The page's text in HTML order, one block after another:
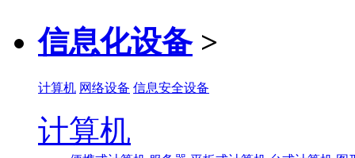
信息化设备 >
计算机 网络设备 信息安全设备
计算机